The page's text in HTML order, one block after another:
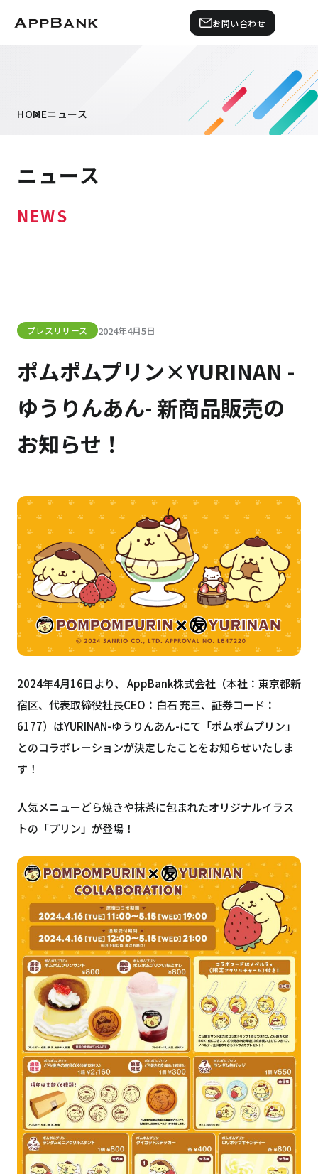
お問い合わせ
HOMEニュース
ニュース
NEWS
プレスリリース 2024年4月5日
ポムポムプリン×YURINAN -
ゆうりんあん- 新商品販売の
お知らせ！
2024年4月16日より、 AppBank株式会社（本社：東京都新
宿区、代表取締役社長CEO：白石 充三、証券コード：
6177）はYURINAN-ゆうりんあん-にて「ポムポムプリン」
とのコラボレーションが決定したことをお知らせいたしま
す！
人気メニューどら焼きや抹茶に包まれたオリジナルイラス
トの「プリン」が登場！